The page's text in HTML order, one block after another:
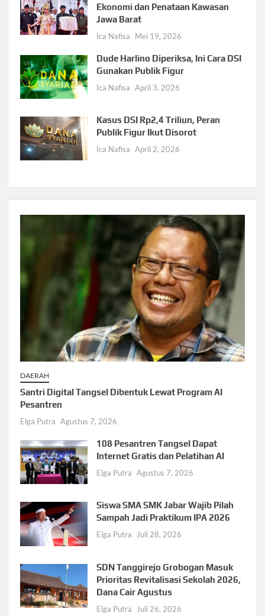
Ekonomi dan Penataan Kawasan
Jawa Barat
Ica Nafisa Mei 19, 2026
Dude Harlino Diperiksa, Ini Cara DSI
Gunakan Publik Figur
Ica Nafisa April 3, 2026
Kasus DSI Rp2,4 Triliun, Peran
Publik Figur Ikut Disorot
Ica Nafisa April 2, 2026
DAERAH
Santri Digital Tangsel Dibentuk Lewat Program AI
Pesantren
Elga Putra Agustus 7, 2026
108 Pesantren Tangsel Dapat
Internet Gratis dan Pelatihan AI
Elga Putra Agustus 7, 2026
Siswa SMA SMK Jabar Wajib Pilah
Sampah Jadi Praktikum IPA 2026
Elga Putra Juli 28, 2026
SDN Tanggirejo Grobogan Masuk
Prioritas Revitalisasi Sekolah 2026,
Dana Cair Agustus
Elga Putra Juli 26, 2026